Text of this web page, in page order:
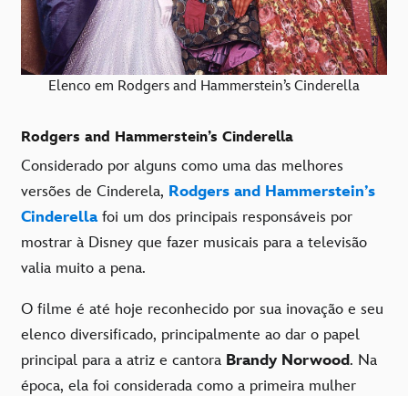
Elenco em Rodgers and Hammerstein’s Cinderella
Rodgers and Hammerstein’s Cinderella
Considerado por alguns como uma das melhores
versões de Cinderela, Rodgers and Hammerstein’s
Cinderellafoi um dos principais responsáveis por
mostrar à Disney que fazer musicais para a televisão
valia muito a pena.
O filme é até hoje reconhecido por sua inovação e seu
elenco diversificado, principalmente ao dar o papel
principal para a atriz e cantora Brandy Norwood. Na
época, ela foi considerada como a primeira mulher